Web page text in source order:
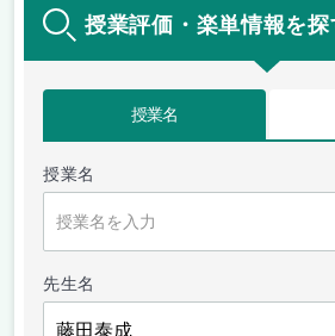
授業評価・楽単情報を探
授業名
授業名
先生名